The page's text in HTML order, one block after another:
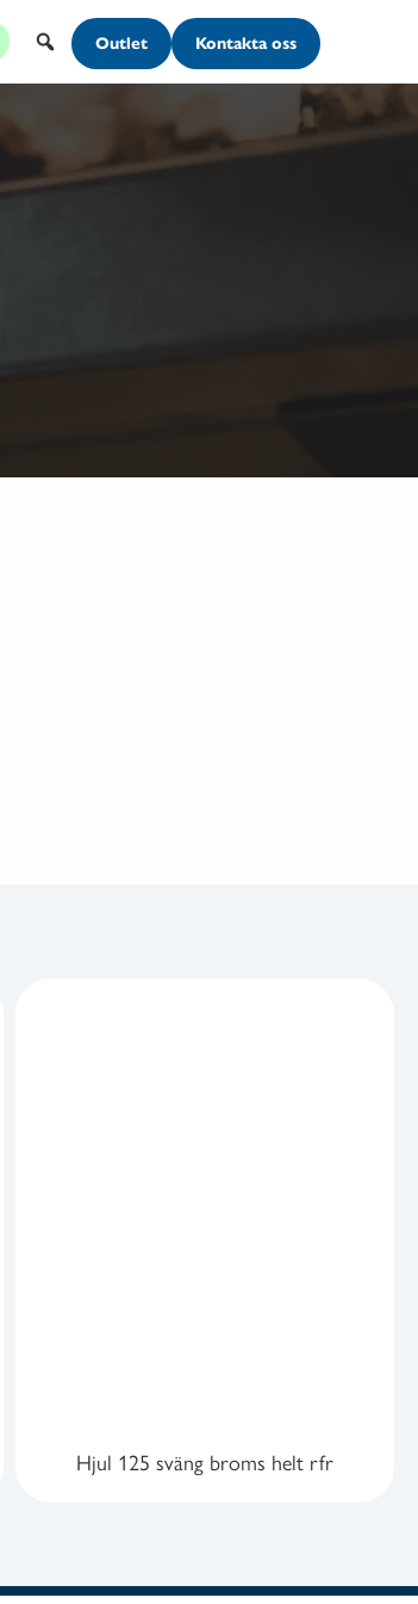
Outlet Kontakta oss
Hjul 125 sväng broms helt rfr